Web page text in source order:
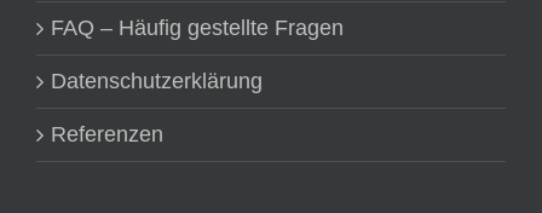
FAQ – Häufig gestellte Fragen
Datenschutzerklärung
Referenzen